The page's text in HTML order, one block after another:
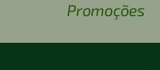
Promoções